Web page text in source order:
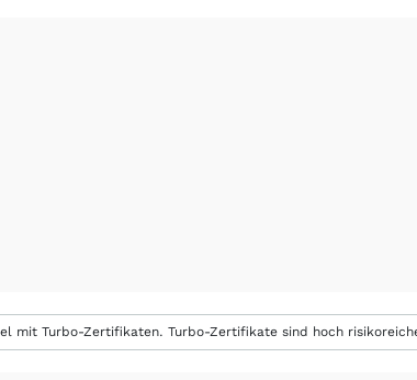
mit Turbo-Zertifikaten. Turbo-Zertifikate sind hoch